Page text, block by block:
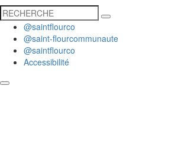
@saintflourco
@saint-flourcommunaute
@saintflourco
Accessibilité